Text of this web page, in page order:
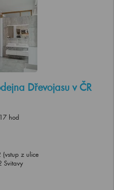
Dřevojasu v ČR
hod
z ulice
Svitavy